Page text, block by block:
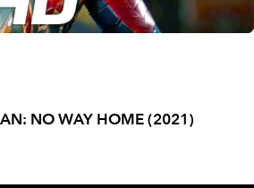
Video
NO WAY HOME (2021)